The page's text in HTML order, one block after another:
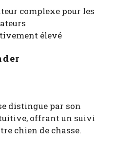
complexe pour les
élevé
distingue par son
offrant un suivi
chien de chasse.